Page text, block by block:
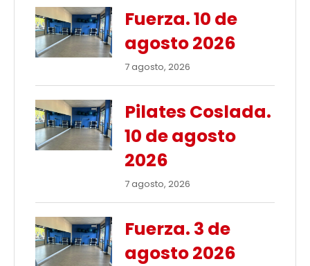
Fuerza. 10 de
agosto 2026
7 agosto, 2026
Pilates Coslada.
10 de agosto
2026
7 agosto, 2026
Fuerza. 3 de
agosto 2026